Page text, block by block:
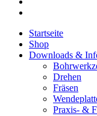
Startseite
Shop
Downloads &
Drehen
Fräsen
Praxis- &